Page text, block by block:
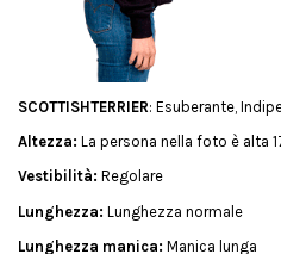
SCOTTISHTERRIER: Esuberante,
Altezza: La persona nella foto è alta
Vestibilità: Regolare
Lunghezza: Lunghezza normale
Lunghezza manica: Manica lunga